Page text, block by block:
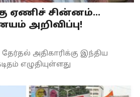
ஏணிச் சின்னம்...
அறிவிப்பு!
அதிகாரிக்கு இந்திய
எழுதியுள்ளது